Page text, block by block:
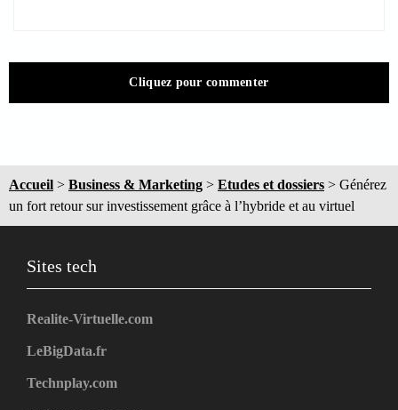
Cliquez pour commenter
Accueil > Business & Marketing > Etudes et dossiers > Générez
un fort retour sur investissement grâce à l’hybride et au virtuel
Sites tech
Realite-Virtuelle.com
LeBigData.fr
Technplay.com